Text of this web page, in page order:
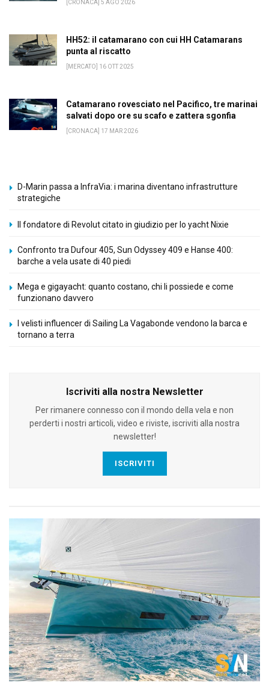
[CRONACA] 5 AGO 2026
HH52: il catamarano con cui HH Catamarans
punta al riscatto
[MERCATO] 16 OTT 2025
Catamarano rovesciato nel Pacifico, tre marinai
salvati dopo ore su scafo e zattera sgonfia
[CRONACA] 17 MAR 2026
D-Marin passa a InfraVia: i marina diventano infrastrutture
strategiche
Il fondatore di Revolut citato in giudizio per lo yacht Nixie
Confronto tra Dufour 405, Sun Odyssey 409 e Hanse 400:
barche a vela usate di 40 piedi
Mega e gigayacht: quanto costano, chi li possiede e come
funzionano davvero
I velisti influencer di Sailing La Vagabonde vendono la barca e
tornano a terra
Iscriviti alla nostra Newsletter
Per rimanere connesso con il mondo della vela e non
perderti i nostri articoli, video e riviste, iscriviti alla nostra
newsletter!
ISCRIVITI